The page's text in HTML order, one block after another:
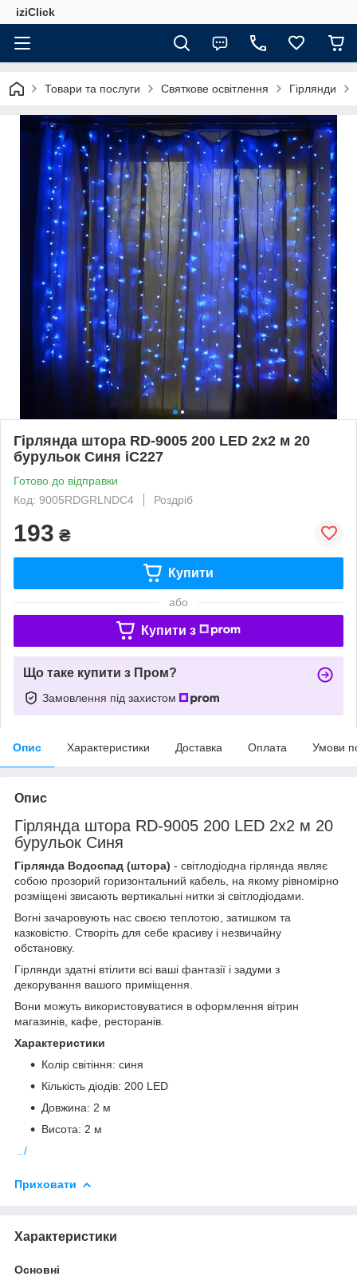
iziClick
Товари та послуги Святкове освітлення Гірлянди
Гірлянда штора RD-9005 200 LED 2х2 м 20
бурульок Синя iC227
Готово до відправки
Код: 9005RDGRLNDC4
Роздріб
193 ₴
Купити
або
Купити з
Що таке купити з Пром?
Замовлення під захистом
Опис Характеристики Доставка Оплата Умови
Опис
Гірлянда штора RD-9005 200 LED 2х2 м 20
бурульок Синя
Гірлянда Водоспад (штора) - світлодіодна гірлянда являє
собою прозорий горизонтальний кабель, на якому рівномірно
розміщені звисають вертикальні нитки зі світлодіодами.
Вогні зачаровують нас своєю теплотою, затишком та
казковістю. Створіть для себе красиву і незвичайну
обстановку.
Гірлянди здатні втілити всі ваші фантазії і задуми з
декорування вашого приміщення.
Вони можуть використовуватися в оформлення вітрин
магазинів, кафе, ресторанів.
Характеристики
Колір світіння: синя
Кількість діодів: 200 LED
Довжина: 2 м
Висота: 2 м
../
Приховати
Характеристики
Основні